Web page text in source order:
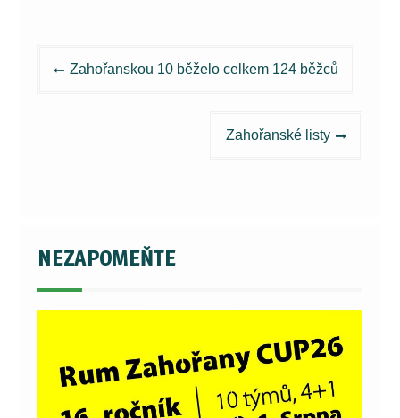
Navigace
Zahořanskou 10 běželo celkem 124 běžců
Zahořanské listy
NEZAPOMEŇTE